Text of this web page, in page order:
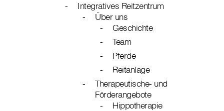
Integratives Reitzentrum
Über uns
Geschichte
Team
Pferde
Reitanlage
Therapeutische- und
Förderangebote
Hippotherapie